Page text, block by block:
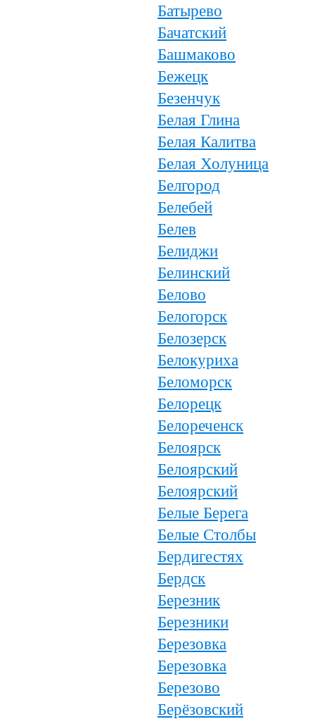
Батырево
Бачатский
Башмаково
Бежецк
Безенчук
Белая Глина
Белая Калитва
Белая Холуница
Белгород
Белебей
Белев
Белиджи
Белинский
Белово
Белогорск
Белозерск
Белокуриха
Беломорск
Белорецк
Белореченск
Белоярск
Белоярский
Белоярский
Белые Берега
Белые Столбы
Бердигестях
Бердск
Березник
Березники
Березовка
Березовка
Березово
Берёзовский